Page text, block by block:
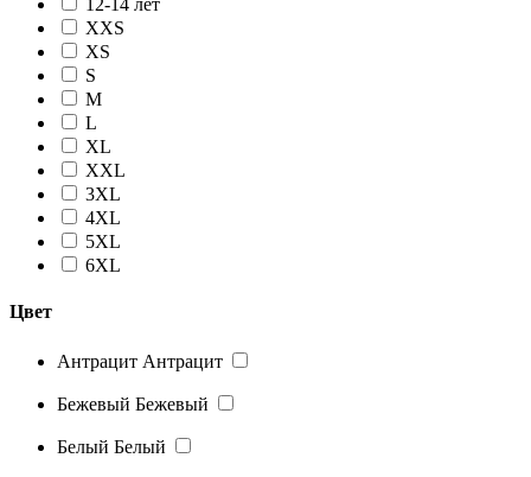
12-14 лет
XXS
XS
S
M
L
XL
XXL
3XL
4XL
5XL
6XL
Цвет
Антрацит Антрацит
Бежевый Бежевый
Белый Белый